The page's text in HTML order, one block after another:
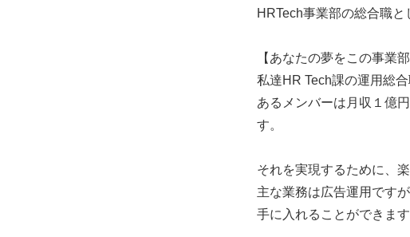
HRTech事業部の総合職と
【あなたの夢をこの事業
私達HR Tech課の運用総
あるメンバーは月収１億
す。
それを実現するために、
主な業務は広告運用です
手に入れることができます